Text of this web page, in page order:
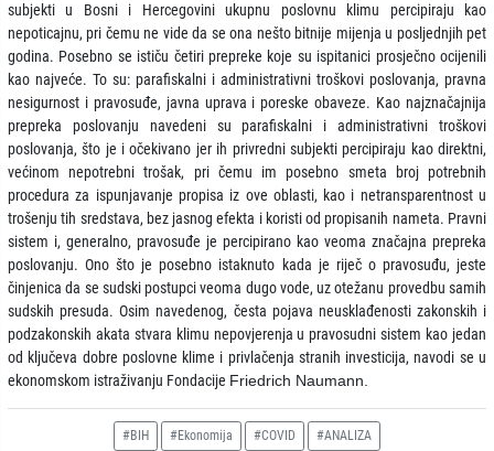
subjekti u Bosni i Hercegovini ukupnu poslovnu klimu percipiraju kao
nepoticajnu, pri čemu ne vide da se ona nešto bitnije mijenja u posljednjih pet
godina. Posebno se ističu četiri prepreke koje su ispitanici prosječno ocijenili
kao najveće. To su: parafiskalni i administrativni troškovi poslovanja, pravna
nesigurnost i pravosuđe, javna uprava i poreske obaveze. Kao najznačajnija
prepreka poslovanju navedeni su parafiskalni i administrativni troškovi
poslovanja, što je i očekivano jer ih privredni subjekti percipiraju kao direktni,
većinom nepotrebni trošak, pri čemu im posebno smeta broj potrebnih
procedura za ispunjavanje propisa iz ove oblasti, kao i netransparentnost u
trošenju tih sredstava, bez jasnog efekta i koristi od propisanih nameta. Pravni
sistem i, generalno, pravosuđe je percipirano kao veoma značajna prepreka
poslovanju. Ono što je posebno istaknuto kada je riječ o pravosuđu, jeste
činjenica da se sudski postupci veoma dugo vode, uz otežanu provedbu samih
sudskih presuda. Osim navedenog, česta pojava neusklađenosti zakonskih i
podzakonskih akata stvara klimu nepovjerenja u pravosudni sistem kao jedan
od ključeva dobre poslovne klime i privlačenja stranih investicija, navodi se u
ekonomskom istraživanju Fondacije Friedrich Naumann.
#BIH #Ekonomija #COVID #ANALIZA